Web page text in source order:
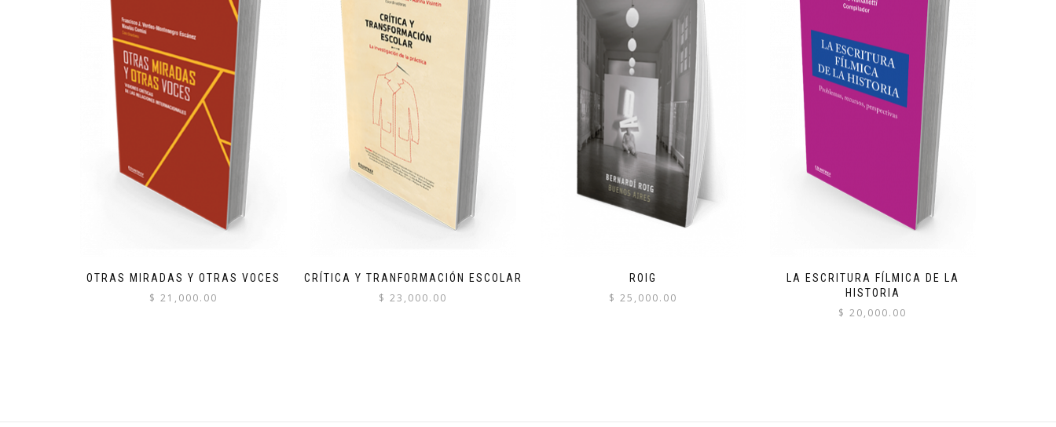
OTRAS MIRADAS Y OTRAS VOCES
$ 21,000.00
CRÍTICA Y TRANFORMACIÓN ESCOLAR
$ 23,000.00
ROIG
$ 25,000.00
LA ESCRITURA FÍLMICA DE LA
HISTORIA
$ 20,000.00